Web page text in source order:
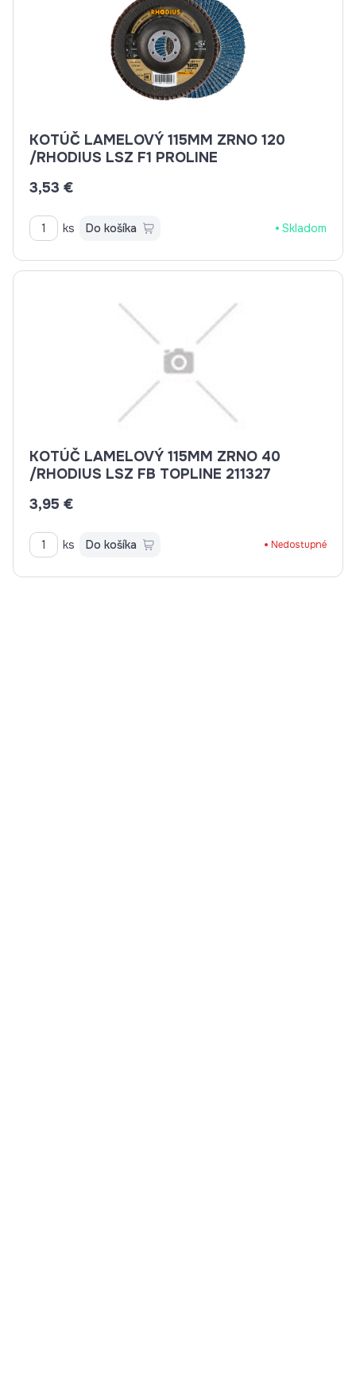
KOTÚČ LAMELOVÝ 115MM ZRNO 120
/RHODIUS LSZ F1 PROLINE
3,53 €
ks Do košíka Skladom
KOTÚČ LAMELOVÝ 115MM ZRNO 40
/RHODIUS LSZ FB TOPLINE 211327
3,95 €
ks Do košíka Nedostupné